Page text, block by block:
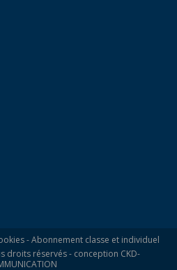
-Abonnement classe et individuel
droits réservés - conception CKD-